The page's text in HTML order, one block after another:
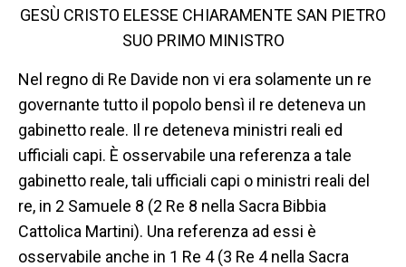
GESÙ CRISTO ELESSE CHIARAMENTE SAN PIETRO
SUO PRIMO MINISTRO
Nel regno di Re Davide non vi era solamente un re
governante tutto il popolo bensì il re deteneva un
gabinetto reale. Il re deteneva ministri reali ed
ufficiali capi. È osservabile una referenza a tale
gabinetto reale, tali ufficiali capi o ministri reali del
re, in 2 Samuele 8 (2 Re 8 nella Sacra Bibbia
Cattolica Martini). Una referenza ad essi è
osservabile anche in 1 Re 4 (3 Re 4 nella Sacra